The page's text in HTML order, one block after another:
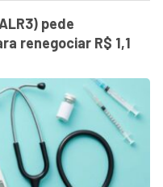
pede
renegociar R$ 1,1